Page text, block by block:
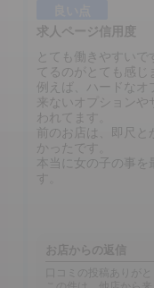
求人ページ信用度
とても働きやすい
てるのがとても感じ
例えば、ハードなオ
来ないオプション
われてます。
前のお店は、即尺と
かったです。
本当に女の子の事を
す。